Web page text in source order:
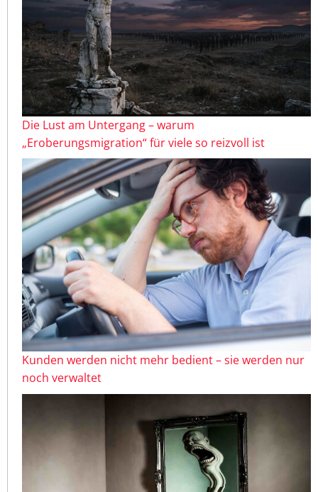
Die Lust am Untergang – warum
„Eroberungsmigration“ für viele so reizvoll ist
Kunden werden nicht mehr bedient – sie werden nur
noch verwaltet